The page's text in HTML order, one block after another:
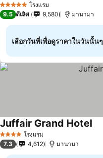
5 ดาว โรงแรม
9.5 ดีเลิศ 9,580 มานามา
เลือกวันที่เพื่อดูราคาในวันนั้นๆ
4 ดาว โรงแรม
Juffair Grand Hotel
7.3 4,612 มานามา